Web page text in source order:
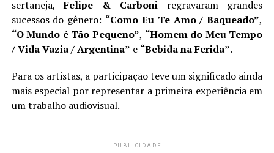
sertaneja,Felipe & Carboniregravaram grandes
sucessos do gênero: “Como Eu Te Amo / Baqueado”,
“O Mundo é Tão Pequeno”, “Homem do Meu Tempo
/ Vida Vazia / Argentina” e “Bebida na Ferida”.
Para os artistas, a participação teve um significado ainda
mais especial por representar a primeira experiência em
um trabalho audiovisual.
PUBLICIDADE